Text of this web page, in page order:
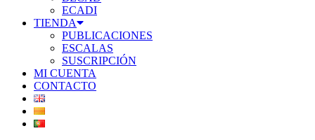
ECADI
TIENDA
PUBLICACIONES
ESCALAS
SUSCRIPCIÓN
MI CUENTA
CONTACTO